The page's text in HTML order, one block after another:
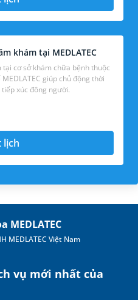
khám tại MEDLATEC
cơ sở khám chữa bệnh thuộc
giúp chủ động thời
gian, hạn chế tiếp xúc đông người.
lịch
MEDLATEC
MEDLATEC Việt Nam
vụ mới nhất của